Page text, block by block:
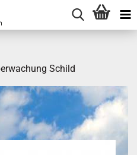
Schild